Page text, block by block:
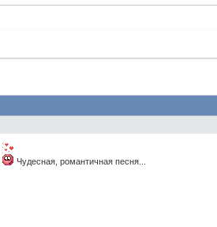
Чудесная, романтичная песня...